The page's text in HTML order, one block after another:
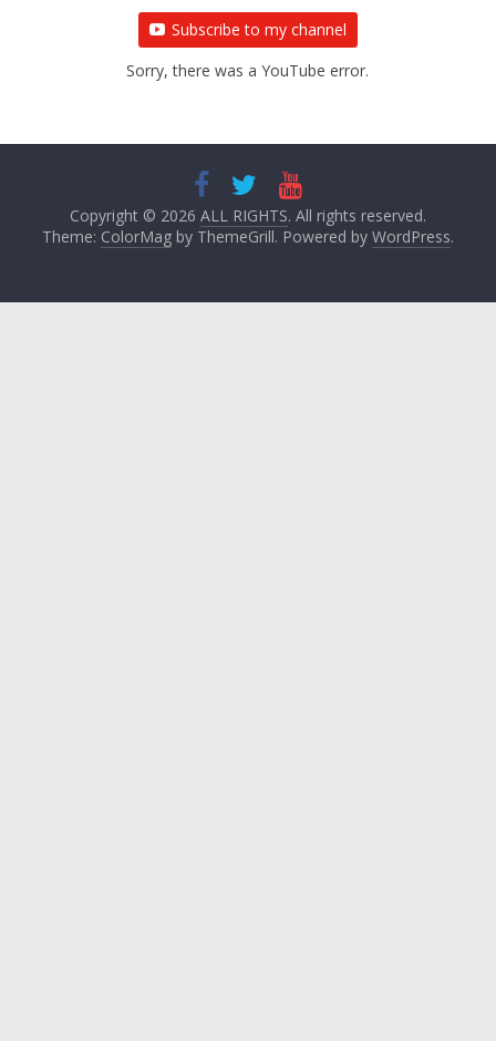
Subscribe to my channel
Sorry, there was a YouTube error.
Copyright © 2026 ALL RIGHTS. All rights reserved.
Theme: ColorMagby ThemeGrill. Powered by WordPress.